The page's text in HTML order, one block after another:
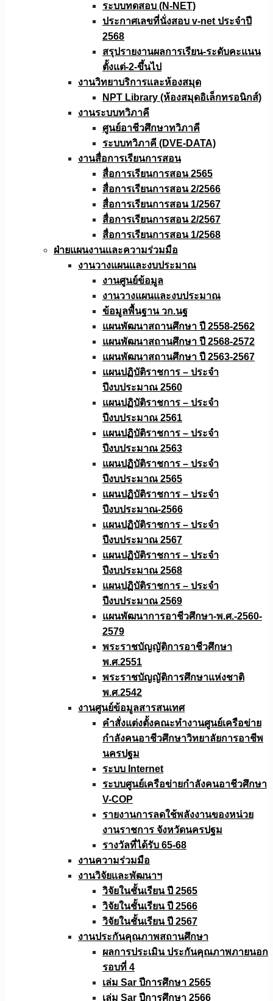
ระบบทดสอบ (N-NET)
ประกาศเลขที่นั่งสอบ v-net ประจำปี
2568
สรุปรายงานผลการเรียน-ระดับคะแนน
ตั้งแต่-2-ขึ้นไป
งานวิทยาบริการเเละห้องสมุด
NPT Library (ห้องสมุดอิเล็กทรอนิกส์)
งานระบบทวิภาคี
ศูนย์อาชีวศึกษาทวิภาคี
ระบบทวิภาคี (DVE-DATA)
งานสื่อการเรียนการสอน
สื่อการเรียนการสอน 2565
สื่อการเรียนการสอน 2/2566
สื่อการเรียนการสอน 1/2567
สื่อการเรียนการสอน 2/2567
สื่อการเรียนการสอน 1/2568
ฝ่ายแผนงานเเละความร่วมมือ
งานวางแผนเเละงบประมาณ
งานศูนย์ข้อมูล
งานวางแผนและงบประมาณ
ข้อมูลพื้นฐาน วก.นฐ
แผนพัฒนาสถานศึกษา ปี 2558-2562
แผนพัฒนาสถานศึกษา ปี 2568-2572
แผนพัฒนาสถานศึกษา ปี 2563-2567
แผนปฏิบัติราชการ – ประจำ
ปีงบประมาณ 2560
แผนปฏิบัติราชการ – ประจำ
ปีงบประมาณ 2561
แผนปฏิบัติราชการ – ประจำ
ปีงบประมาณ 2563
แผนปฏิบัติราชการ – ประจำ
ปีงบประมาณ 2565
แผนปฏิบัติราชการ – ประจำ
ปีงบประมาณ-2566
แผนปฏิบัติราชการ – ประจำ
ปีงบประมาณ 2567
แผนปฏิบัติราชการ – ประจำ
ปีงบประมาณ 2568
แผนปฏิบัติราชการ – ประจำ
ปีงบประมาณ 2569
แผนพัฒนาการอาชีวศึกษา-พ.ศ.-2560-
2579
พระราชบัญญัติการอาชีวศึกษา
พ.ศ.2551
พระราชบัญญัติการศึกษาแห่งชาติ
พ.ศ.2542
งานศูนย์ข้อมูลสารสนเทศ
คำสั่งแต่งตั้งคณะทำงานศูนย์เครือข่าย
กำลังคนอาชีวศึกษาวิทยาลัยการอาชีพ
นครปฐม
ระบบ Internet
ระบบศูนย์เครือข่ายกำลังคนอาชีวศึกษา
V-COP
รายงานการลดใช้พลังงานของหน่วย
งานราชการ จังหวัดนครปฐม
รางวัลที่ได้รับ 65-68
งานความร่วมมือ
งานวิจัยเเละพัฒนาฯ
วิจัยในชั้นเรียน ปี 2565
วิจัยในชั้นเรียน ปี 2566
วิจัยในชั้นเรียน ปี 2567
งานประกันคุณภาพสถานศึกษา
ผลการประเมิน ประกันคุณภาพภายนอก
รอบที่ 4
เล่ม Sar ปีการศึกษา 2565
เล่ม Sar ปีการศึกษา 2566